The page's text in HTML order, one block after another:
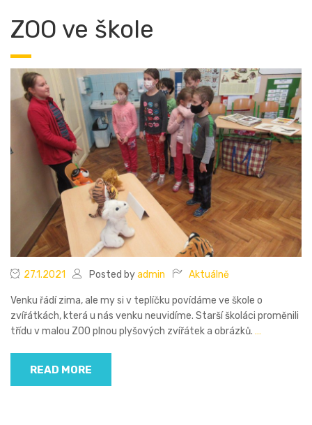
ZOO ve škole
27.1.2021 Posted byadmin Aktuálně
Venku řádí zima, ale my si v teplíčku povídáme ve škole o
zvířátkách, která u nás venku neuvidíme. Starší školáci proměnili
třídu v malou ZOO plnou plyšových zvířátek a obrázků. …
READ MORE